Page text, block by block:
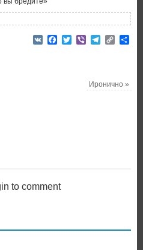
VK Facebook
TwitterViberTelegram
Copy
Иронично»
to comment